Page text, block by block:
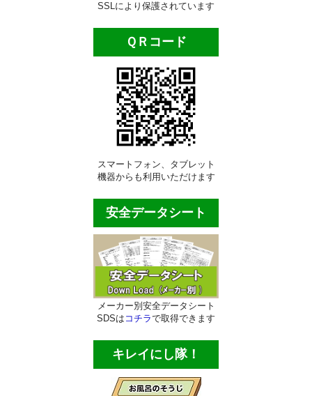
SSLにより保護されています
ＱＲコード
スマートフォン、タブレット
機器からも利用いただけます
安全データシート
メーカー別安全データシート
SDSは コチラで取得できます
キレイにし隊！